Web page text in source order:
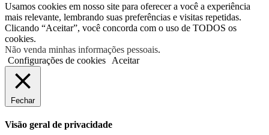
Usamos cookies em nosso site para oferecer a você a experiência
mais relevante, lembrando suas preferências e visitas repetidas.
Clicando “Aceitar”, você concorda com o uso de TODOS os
cookies.
Não venda minhas informações pessoais.
Configurações de cookies
Aceitar
Fechar
Visão geral de privacidade